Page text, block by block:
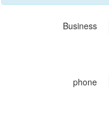
Business
phone